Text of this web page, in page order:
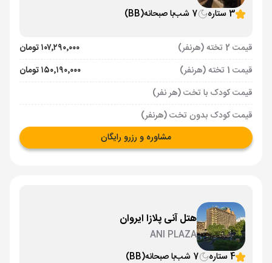
3 ستاره
7 شب با صبحانه(BB)
قیمت 2 تخته (هرنفر)
۱۰۷٬۲۹۰٬۰۰۰ تومان
قیمت 1 تخته (هرنفر)
۱۵۰٬۱۹۰٬۰۰۰ تومان
قیمت کودک با تخت (هر نفر)
قیمت کودک بدون تخت (هرنفر)
مشاوره و رزرو رایگان
هتل آنی پلازا ایروان
ANI PLAZA
4 ستاره
7 شب با صبحانه(BB)